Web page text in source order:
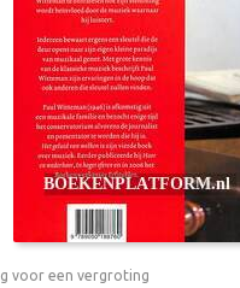
voor een vergroting